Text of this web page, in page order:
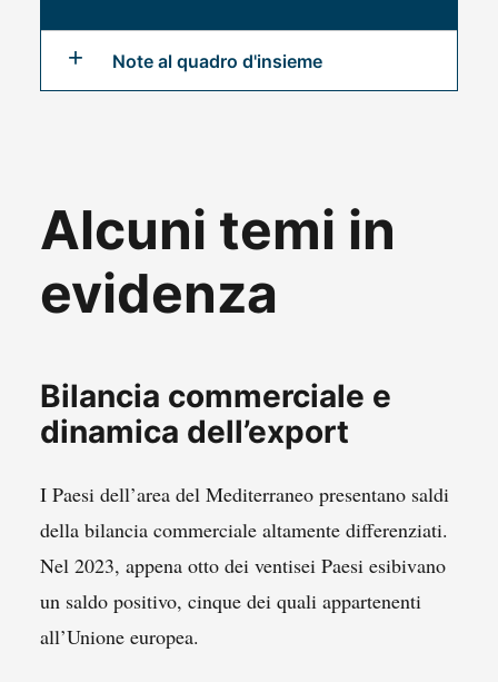
Note al quadro d'insieme
Alcuni temi in
evidenza
Bilancia commerciale e
dinamica dell’export
I Paesi dell’area del Mediterraneo presentano saldi
della bilancia commerciale altamente differenziati.
Nel 2023, appena otto dei ventisei Paesi esibivano
un saldo positivo, cinque dei quali appartenenti
all’Unione europea.